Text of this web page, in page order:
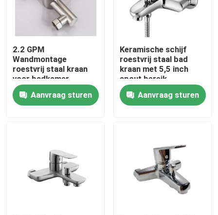
Huis
Producten
Videos
Fabrieksrondleiding
2.2 GPM
Wandmontage
roestvrij staal kraan
voor badkamer
Aanvraag sturen
Keramische schijf
roestvrij staal bad
kraan met 5,5 inch
spout bereik
Aanvraag sturen